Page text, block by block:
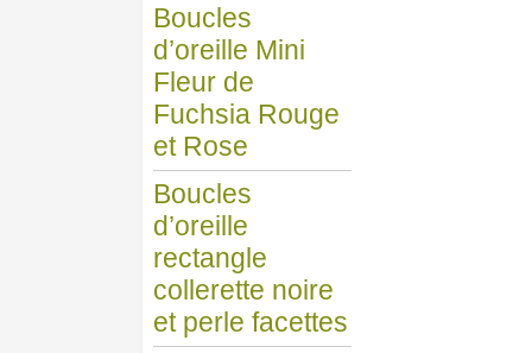
Boucles
d’oreille Mini
Fleur de
Fuchsia Rouge
et Rose
Boucles
d’oreille
rectangle
collerette noire
et perle facettes